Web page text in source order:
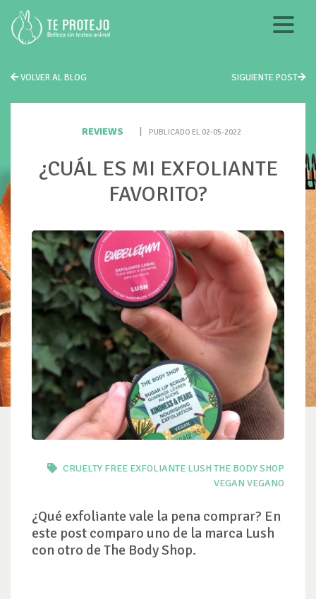
VOLVER AL BLOG SIGUIENTE POST
REVIEWS PUBLICADO EL 02-05-2022
¿CUÁL ES MI EXFOLIANTE
FAVORITO?
CRUELTY FREE EXFOLIANTE LUSH THE BODY SHOP
VEGAN VEGANO
¿Qué exfoliante vale la pena comprar? En
este post comparo uno de la marca Lush
con otro de The Body Shop.